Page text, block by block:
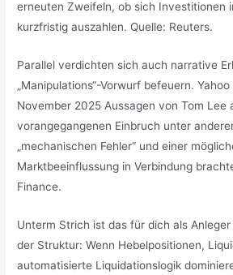
erneuten Zweifeln, ob sich Investitionen
kurzfristig auszahlen. Quelle: Reuters.
Parallel verdichten sich auch narrative
„Manipulations“-Vorwurf befeuern.
November 2025 Aussagen von Tom Lee
vorangegangenen Einbruch unter
„mechanischen Fehler“ und einer
Marktbeeinflussung in Verbindung
Finance.
Unterm Strich ist das für dich als
der Struktur: Wenn Hebelpositionen,
automatisierte Liquidationslogik